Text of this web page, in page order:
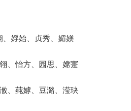
娐始、贞秀、媚媄
、怡方、园思、嫦寁
、莼嫭、豆潞、滢玦